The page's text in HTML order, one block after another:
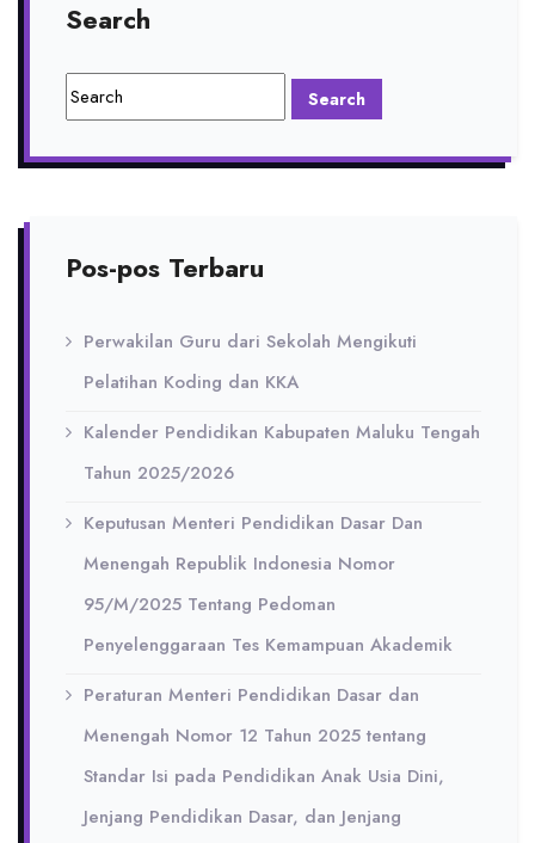
Search
Pos-pos Terbaru
Perwakilan Guru dari Sekolah Mengikuti
Pelatihan Koding dan KKA
Kalender Pendidikan Kabupaten Maluku Tengah
Tahun 2025/2026
Keputusan Menteri Pendidikan Dasar Dan
Menengah Republik Indonesia Nomor
95/M/2025 Tentang Pedoman
Penyelenggaraan Tes Kemampuan Akademik
Peraturan Menteri Pendidikan Dasar dan
Menengah Nomor 12 Tahun 2025 tentang
Standar Isi pada Pendidikan Anak Usia Dini,
Jenjang Pendidikan Dasar, dan Jenjang